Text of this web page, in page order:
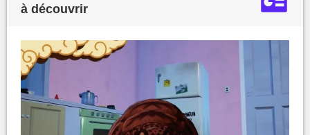
à découvrir